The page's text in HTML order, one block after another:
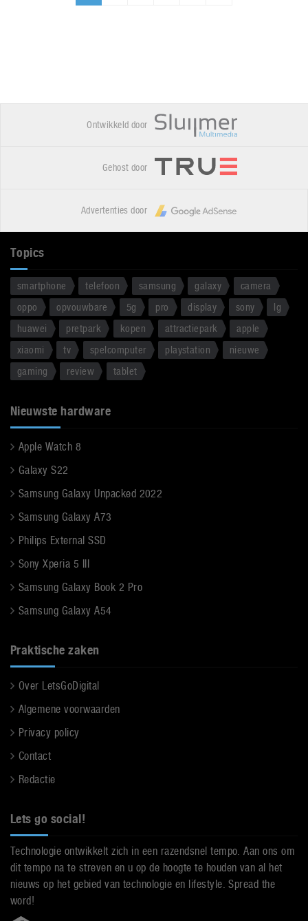
Ontwikkeld door
Gehost door
Advertenties door
Topics
smartphone telefoon samsung galaxy
camera
oppo
opvouwbare 5g pro display sony
lg
huawei
pretpark kopen attractiepark
apple
xiaomi
tv spelcomputer playstation
nieuwe
gaming
review tablet
Nieuwste hardware
Apple Watch 8
Galaxy S22
Samsung Galaxy Unpacked 2022
Samsung Galaxy A73
Philips External SSD
Sony Xperia 5 III
Samsung Galaxy Book 2 Pro
Samsung Galaxy A54
Praktische zaken
Over LetsGoDigital
Algemene voorwaarden
Privacy policy
Contact
Redactie
Lets go social!
Technologie ontwikkelt zich in een razendsnel tempo. Aan ons om
dit tempo na te streven en u op de hoogte te houden van al het
nieuws op het gebied van technologie en lifestyle. Spread the
word!